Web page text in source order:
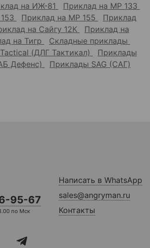
на ИЖ-81
Приклад на МР 133
Приклад на МР 155
Приклад
на Сайгу 12К
Приклад на
на Тигр
Складные приклады
(ДЛГ Тактикал)
Приклады
Дефенс)
Приклады SAG (САГ)
95-67
по Мск
Написать в WhatsApp
sales@angryman.ru
Контакты